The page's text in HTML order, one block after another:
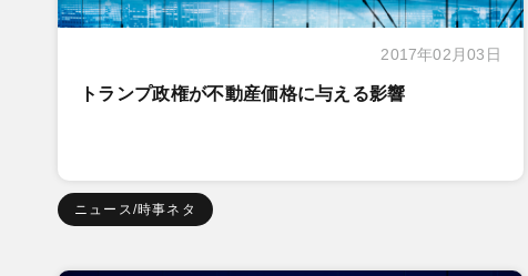
2017年02月03日
トランプ政権が不動産価格に与える影響
ニュース/時事ネタ